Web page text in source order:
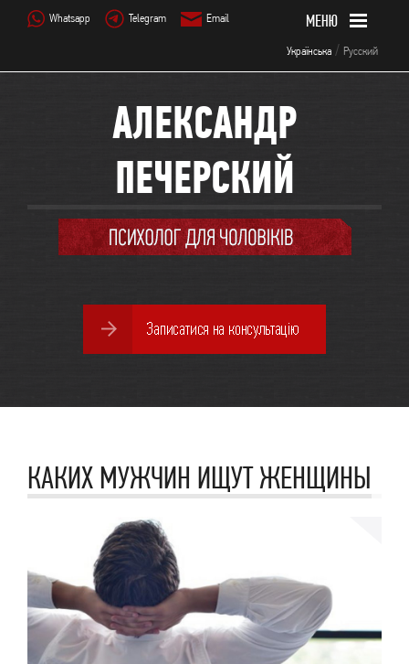
Whatsapp Telegram Email
Українська / Русский
АЛЕКСАНДР
ПЕЧЕРСКИЙ
КАКИХ МУЖЧИН ИЩУТ ЖЕНЩИНЫ